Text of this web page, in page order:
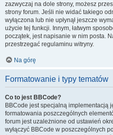
zazwyczaj na dole strony, możesz
strony forum. Jeśli nie widać takiego
wyłączona lub nie upłynął jeszcze
użycie tej funkcji. Innym, łatwym
początek, jest napisanie w nim posta.
przestrzegać regulaminu witryny.
Na górę
Formatowanie i typy tematów
Co to jest BBCode?
BBCode jest specjalną implementacją
formatowania poszczególnych
forum jest uzależnione od ustawień
wyłączyć BBCode w poszczególnych